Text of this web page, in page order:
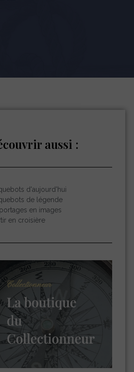
aussi :
d'aujourd'hui
de légende
en images
en croisière